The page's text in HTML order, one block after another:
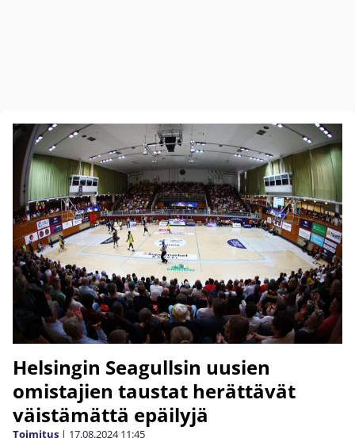
Helsingin Seagullsin uusien
omistajien taustat herättävät
väistämättä epäilyjä
Toimitus | 17.08.2024 11:45